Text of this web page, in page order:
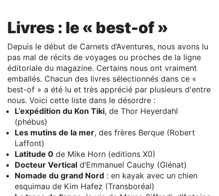
Livres : le « best-of »
Depuis le début de Carnets d’Aventures, nous avons lu
pas mal de récits de voyages ou proches de la ligne
éditoriale du magazine. Certains nous ont vraiment
emballés. Chacun des livres sélectionnés dans ce «
best-of » a été lu et très apprécié par plusieurs d'entre
nous. Voici cette liste dans le désordre :
L’expédition du Kon Tiki, de Thor Heyerdahl
(phébus)
Les mutins de la mer, des frères Berque (Robert
Laffont)
Latitude 0 de Mike Horn (editions X0)
Docteur Vertical d’Emmanuel Cauchy (Glénat)
Nomade du grand Nord : en kayak avec un chien
esquimau de Kim Hafez (Transboréal)